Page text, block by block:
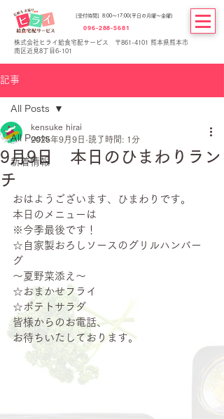
[受付時間] 8:00～17:00(平日の月曜～金曜)
096-288-5681
株式会社ヒライ給食宅配サービス 〒861-4101 熊本県熊本市
南区近見8丁目6-101
記事
All Posts
新着情報
All Posts
9月9日 本日のひまわりラン
チ
kensuke hirai
2025年9月9日 読了時間: 1分
おはようございます、ひまわりです。
本日のメニューは
※今季最後です！
☆自家製おろしソースのグリルハンバー
グ
～夏野菜添え～
☆おまかせフライ
☆ポテトサラダ
皆様からのお電話、
お待ちいたしております。